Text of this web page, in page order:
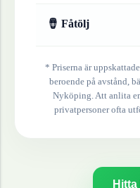
🪘 Fåtölj
* Priserna är
beroende på avstånd,
Nyköping. Att anlita
privatpersoner ofta